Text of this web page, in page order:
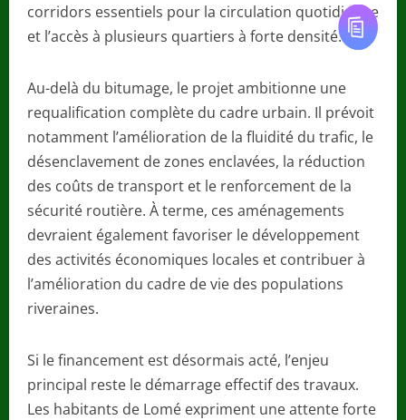
corridors essentiels pour la circulation quotidienne
et l’accès à plusieurs quartiers à forte densité.
Au-delà du bitumage, le projet ambitionne une
requalification complète du cadre urbain. Il prévoit
notamment l’amélioration de la fluidité du trafic, le
désenclavement de zones enclavées, la réduction
des coûts de transport et le renforcement de la
sécurité routière. À terme, ces aménagements
devraient également favoriser le développement
des activités économiques locales et contribuer à
l’amélioration du cadre de vie des populations
riveraines.
Si le financement est désormais acté, l’enjeu
principal reste le démarrage effectif des travaux.
Les habitants de Lomé expriment une attente forte